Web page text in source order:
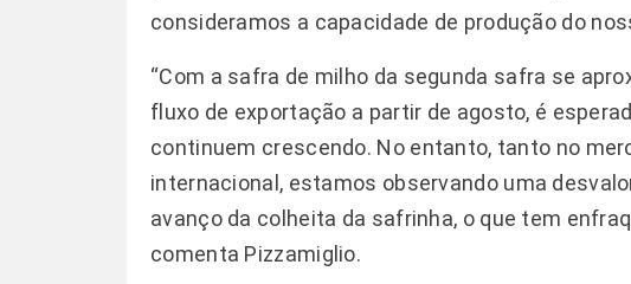
consideramos a capacidade de produção do
“Com a safra de milho da segunda safra se
fluxo de exportação a partir de agosto, é
continuem crescendo. No entanto, tanto no
internacional, estamos observando uma
avanço da colheita da safrinha, o que tem
comenta Pizzamiglio.